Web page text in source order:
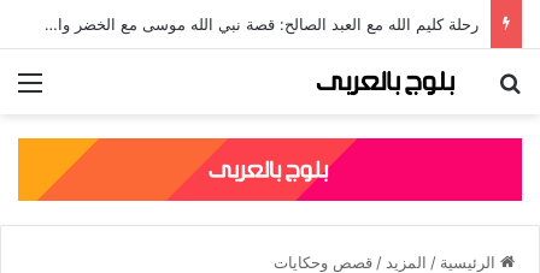
جلال الدين الرومي: قصته، نسبه، وأشهر مؤلفاته الصوفية
بحث عن
الرئيسية / المزيد / قصص وحكايات